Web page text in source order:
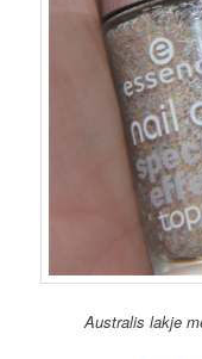
Australis lakje